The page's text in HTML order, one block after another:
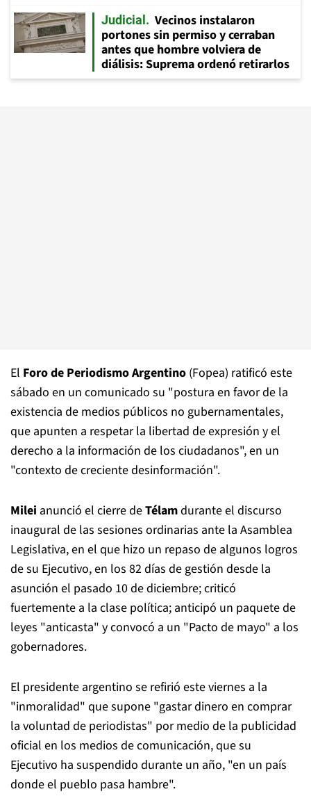
Judicial
Vecinos instalaron
portones sin permiso y cerraban
antes que hombre volviera de
diálisis: Suprema ordenó retirarlos
El Foro de Periodismo Argentino (Fopea) ratificó este
sábado en un comunicado su "postura en favor de la
existencia de medios públicos no gubernamentales,
que apunten a respetar la libertad de expresión y el
derecho a la información de los ciudadanos", en un
"contexto de creciente desinformación".
Milei anunció el cierre deTélamdurante el discurso
inaugural de las sesiones ordinarias ante la Asamblea
Legislativa, en el que hizo un repaso de algunos logros
de su Ejecutivo, en los 82 días de gestión desde la
asunción el pasado 10 de diciembre; criticó
fuertemente a la clase política; anticipó un paquete de
leyes "anticasta" y convocó a un "Pacto de mayo" a los
gobernadores.
El presidente argentino se refirió este viernes a la
"inmoralidad" que supone "gastar dinero en comprar
la voluntad de periodistas" por medio de la publicidad
oficial en los medios de comunicación, que su
Ejecutivo ha suspendido durante un año, "en un país
donde el pueblo pasa hambre".